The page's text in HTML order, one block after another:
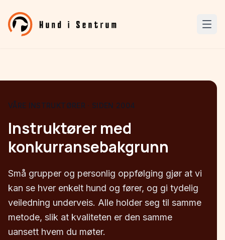
VÅRE INSTRUKTØRER · SIDEN 2004
Instruktører med
konkurransebakgrunn
Små grupper og personlig oppfølging gjør at vi
kan se hver enkelt hund og fører, og gi tydelig
veiledning underveis. Alle holder seg til samme
metode, slik at kvaliteten er den samme
uansett hvem du møter.